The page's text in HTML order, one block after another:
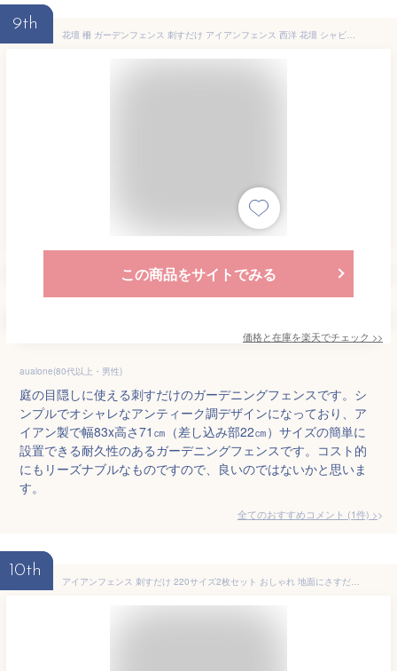
9th
花壇 柵 ガーデンフェンス 刺すだけ アイアンフェンス 西洋 花壇 シャビー ガーデニング フェンス 設置高さ約50cm 仕切り 囲い おしゃれ 庭 ガーデニング diy 公園 アンティーク 簡単 設置 【送料無料】
この商品をサイトでみる
価格と在庫を楽天でチェック >>
aualone(80代以上・男性)
庭の目隠しに使える刺すだけのガーデニングフェンスです。シ
ンプルでオシャレなアンティーク調デザインになっており、ア
イアン製で幅83x高さ71㎝（差し込み部22㎝）サイズの簡単に
設置できる耐久性のあるガーデニングフェンスです。コスト的
にもリーズナブルなものですので、良いのではないかと思いま
す。
全てのおすすめコメント (1件) >
10th
アイアンフェンス 刺すだけ 220サイズ2枚セット おしゃれ 地面にさすだけ簡単フェンス ペグ付き DIY ハイタイプ高さ220cm 幅53cm (地中埋込部25cm) ガーデンフェンス ガーデニング 枠 柵 仕切り 目隠し クラシカル アンティーク トレリス ブラックアイアン ホワイトアイアン